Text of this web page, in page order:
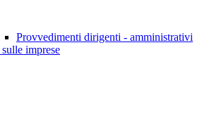
Provvedimenti dirigenti - amministrativi
imprese